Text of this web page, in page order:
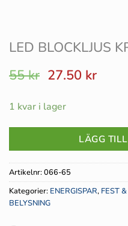
LED BLOCKLJUS
55kr Det
priset
var:
55 kr.
27.50 krDet
1 kvar i lager
LÄGG
Artikelnr:066-65
Kategorier: ENERGISPAR, FEST
BELYSNING